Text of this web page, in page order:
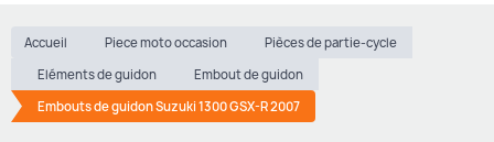
Accueil Piece moto occasion
Pièces de partie-cycle
Eléments de guidon
Embout de guidon
Embouts de guidon Suzuki 1300 GSX-R 2007